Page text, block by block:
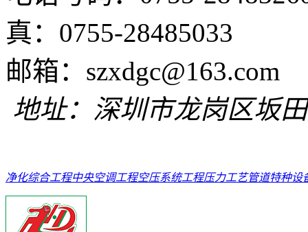
真：0755-28485033
邮箱：
地址：深圳市龙岗区坂
净化综合工程中央空调工程空压系统工程压力工艺管道特种设